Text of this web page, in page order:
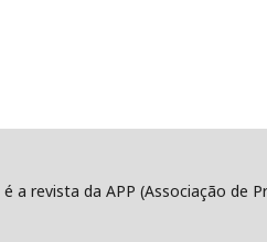
é a revista da APP (Associação de